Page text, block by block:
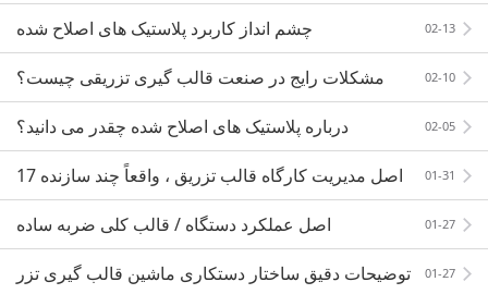
ست؟
02-13 چشم انداز کاربرد پلاستیک های اصلاح شده
02-10 مشکلات رایج در صنعت قالب گیری تزریقی چیست؟
02-05 درباره پلاستیک های اصلاح شده چقدر می دانید؟
01-31
17 اصل مدیریت کارگاه قالب تزریق ، واقعاً چند سازنده
می تواند بشناسد؟
01-27 اصل عملکرد دستگاه / قالب کلی ضربه ساده
01-27
توضیحات دقیق ساختار دستکاری ماشین قالب گیری تزر